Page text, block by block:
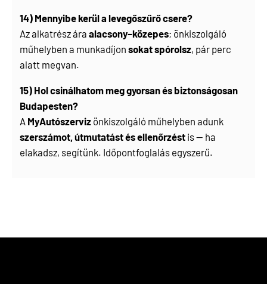
14) Mennyibe kerül a levegőszűrő csere?
Az alkatrész áraalacsony–közepes; önkiszolgáló
műhelyben a munkadíjonsokat spórolsz, pár perc
alatt megvan.
15) Hol csinálhatom meg gyorsan és biztonságosan
Budapesten?
A MyAutószerviz önkiszolgáló műhelyben adunk
szerszámot, útmutatást és ellenőrzést is — ha
elakadsz, segítünk. Időpontfoglalás egyszerű.